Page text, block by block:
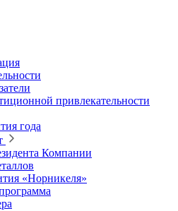
привлекательности
года
Компании
«Норникеля»